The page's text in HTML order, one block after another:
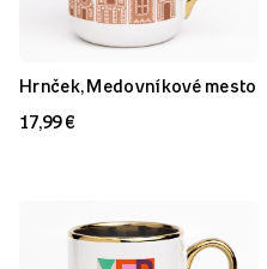
Hrnček, Medovníkové mesto
17,99 €